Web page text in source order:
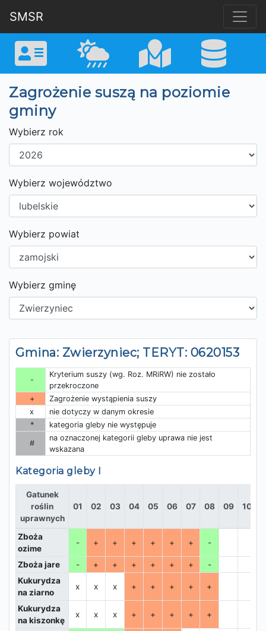
SMSR
Zagrożenie suszą na poziomie
gminy
Wybierz rok
Wybierz województwo
Wybierz powiat
Wybierz gminę
Gmina: Zwierzyniec; TERYT: 0620153
-
Kryterium suszy (wg. Roz. MRiRW) nie zostało
przekroczone
+
Zagrożenie wystąpienia suszy
x
nie dotyczy w danym okresie
*
kategoria gleby nie występuje
#
na oznaczonej kategorii gleby uprawa nie jest
wskazana
Kategoria gleby I
Gatunek
roślin
uprawnych
01 02 03 04 05 06 07 08 09 10
Zboża
ozime
- + + + + + + -
Zboża jare - + + + + + +
-
Kukurydza
na ziarno
x x x + + + + +
Kukurydza
na kiszonkę
x x x + + + + +